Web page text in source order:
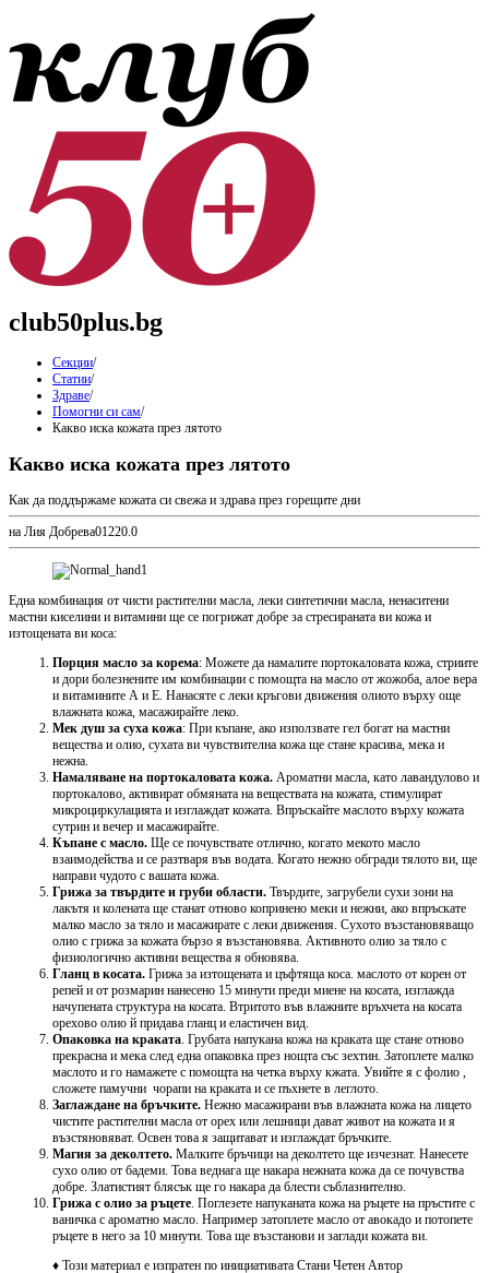
club50plus.bg
Секции/
Статии/
Здраве/
Помогни си сам/
Какво иска кожата през лятото
Какво иска кожата през лятото
Как да поддържаме кожата си свежа и здрава през горещите дни
на Лия Добрева01220.0
Една комбинация от чисти растителни масла, леки синтетични масла, ненаситени
мастни киселини и витамини ще се погрижат добре за стресираната ви кожа и
изтощената ви коса:
Порция масло за корема: Можете да намалите портокаловата кожа, стриите
и дори болезнените им комбинации с помощта на масло от жожоба, алое вера
и витамините А и Е. Нанасяте с леки кръгови движения олиото върху още
влажната кожа, масажирайте леко.
Мек душ за суха кожа: При къпане, ако използвате гел богат на мастни
вещества и олио, сухата ви чувствителна кожа ще стане красива, мека и
нежна.
Намаляване на портокаловата кожа. Ароматни масла, като лавандулово и
портокалово, активират обмяната на веществата на кожата, стимулират
микроциркулацията и изглаждат кожата. Впръскайте маслото върху кожата
сутрин и вечер и масажирайте.
Къпане с масло. Ще се почувствате отлично, когато мекото масло
взаимодейства и се разтваря във водата. Когато нежно обгради тялото ви, ще
направи чудото с вашата кожа.
Грижа за твърдите и груби области. Твърдите, загрубели сухи зони на
лакътя и колената ще станат отново копринено меки и нежни, ако впръскате
малко масло за тяло и масажирате с леки движения. Сухото възстановяващо
олио с грижа за кожата бързо я възстановява. Активното олио за тяло с
физиологично активни вещества я обновява.
Гланц в косата. Грижа за изтощената и цъфтяща коса. маслото от корен от
репей и от розмарин нанесено 15 минути преди миене на косата, изглажда
начупената структура на косата. Втритото във влажните връхчета на косата
орехово олио й придава гланц и еластичен вид.
Опаковка на краката. Грубата напукана кожа на краката ще стане отново
прекрасна и мека след една опаковка през нощта със зехтин. Затоплете малко
маслото и го намажете с помощта на четка върху кжата. Увийте я с фолио ,
сложете памучни чорапи на краката и се пъхнете в леглото.
Заглаждане на бръчките. Нежно масажирани във влажната кожа на лицето
чистите растителни масла от орех или лешници дават живот на кожата и я
възстяновяват. Освен това я защитават и изглаждат бръчките.
Магия за деколтето. Малките бръчици на деколтето ще изчезнат. Нанесете
сухо олио от бадеми. Това веднага ще накара нежната кожа да се почувства
добре. Златистият блясък ще го накара да блести съблазнително.
Грижа с олио за ръцете. Поглезете напуканата кожа на ръцете на пръстите с
ваничка с ароматно масло. Например затоплете масло от авокадо и потопете
ръцете в него за 10 минути. Това ще възстанови и заглади кожата ви.
♦ Този материал е изпратен по инициативата Стани Четен Автор